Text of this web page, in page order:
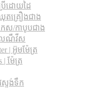
ើដោយដៃ
តគ្រឿងជាង
េស/កាបូបជាង
លណឺវីស
| អ៊ូមម៉ែត្រ
| ម៉ែត្រ
ស្ទង់ទឹក